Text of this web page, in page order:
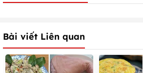
Bài viết Liên quan